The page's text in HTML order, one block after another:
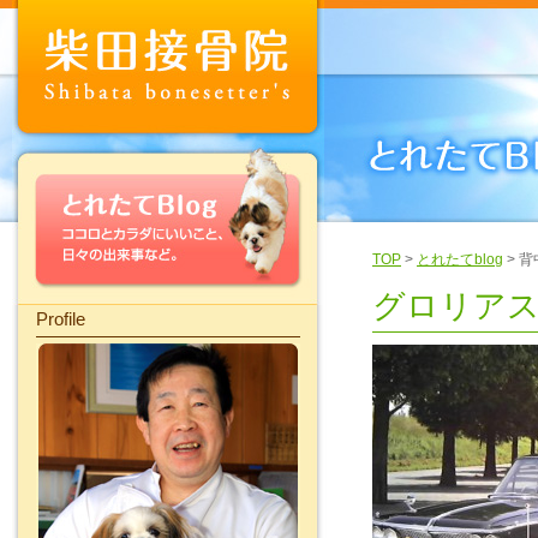
Profile
TOP > とれたてblog > 背
グロリア